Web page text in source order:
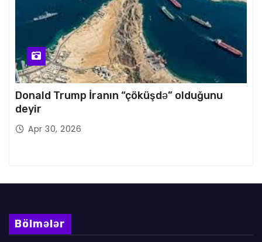
Donald Trump İranın “çöküşdə” olduğunu
deyir
Apr 30, 2026
Bölmələr